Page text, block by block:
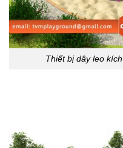
Thiết bị dây leo